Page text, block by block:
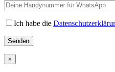
Ich habe die
×